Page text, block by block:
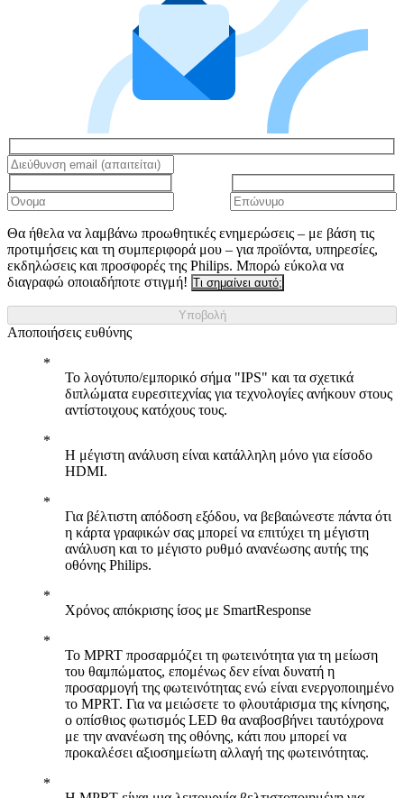
Θα ήθελα να λαμβάνω προωθητικές ενημερώσεις – με βάση τις
προτιμήσεις και τη συμπεριφορά μου – για προϊόντα, υπηρεσίες,
εκδηλώσεις και προσφορές της Philips. Μπορώ εύκολα να
διαγραφώ οποιαδήποτε στιγμή! Τι σημαίνει αυτό;
Υποβολή
Αποποιήσεις ευθύνης
Το λογότυπο/εμπορικό σήμα "IPS" και τα σχετικά
διπλώματα ευρεσιτεχνίας για τεχνολογίες ανήκουν στους
αντίστοιχους κατόχους τους.
Η μέγιστη ανάλυση είναι κατάλληλη μόνο για είσοδο
HDMI.
Για βέλτιστη απόδοση εξόδου, να βεβαιώνεστε πάντα ότι
η κάρτα γραφικών σας μπορεί να επιτύχει τη μέγιστη
ανάλυση και το μέγιστο ρυθμό ανανέωσης αυτής της
οθόνης Philips.
Χρόνος απόκρισης ίσος με SmartResponse
Το MPRT προσαρμόζει τη φωτεινότητα για τη μείωση
του θαμπώματος, επομένως δεν είναι δυνατή η
προσαρμογή της φωτεινότητας ενώ είναι ενεργοποιημένο
το MPRT. Για να μειώσετε το φλουτάρισμα της κίνησης,
ο οπίσθιος φωτισμός LED θα αναβοσβήνει ταυτόχρονα
με την ανανέωση της οθόνης, κάτι που μπορεί να
προκαλέσει αξιοσημείωτη αλλαγή της φωτεινότητας.